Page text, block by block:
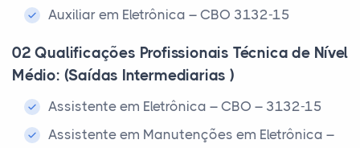
Auxiliar em Eletrônica – CBO 3132-15
02 Qualificações Profissionais Técnica de Nível
Médio: (Saídas Intermediarias )
Assistente em Eletrônica – CBO – 3132-15
Assistente em Manutenções em Eletrônica –